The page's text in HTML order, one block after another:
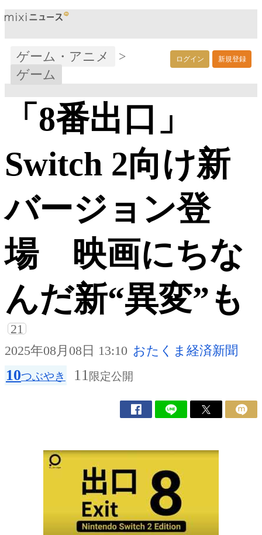
ログイン 新規登録
ゲーム・アニメ
>
ゲーム
「8番出口」
Switch 2向け新
バージョン登
場 映画にちな
んだ新“異変”も
21
2025年08月08日 13:10 おたくま経済新聞
10つぶやき 11 限定公開